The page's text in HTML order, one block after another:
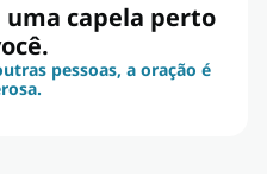
uma capela perto
pessoas, a oração é